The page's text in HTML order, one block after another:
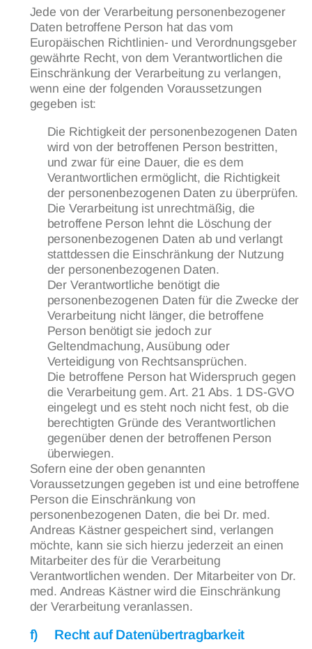
Jede von der Verarbeitung personenbezogener
Daten betroffene Person hat das vom
Europäischen Richtlinien- und Verordnungsgeber
gewährte Recht, von dem Verantwortlichen die
Einschränkung der Verarbeitung zu verlangen,
wenn eine der folgenden Voraussetzungen
gegeben ist:
Die Richtigkeit der personenbezogenen Daten
wird von der betroffenen Person bestritten,
und zwar für eine Dauer, die es dem
Verantwortlichen ermöglicht, die Richtigkeit
der personenbezogenen Daten zu überprüfen.
Die Verarbeitung ist unrechtmäßig, die
betroffene Person lehnt die Löschung der
personenbezogenen Daten ab und verlangt
stattdessen die Einschränkung der Nutzung
der personenbezogenen Daten.
Der Verantwortliche benötigt die
personenbezogenen Daten für die Zwecke der
Verarbeitung nicht länger, die betroffene
Person benötigt sie jedoch zur
Geltendmachung, Ausübung oder
Verteidigung von Rechtsansprüchen.
Die betroffene Person hat Widerspruch gegen
die Verarbeitung gem. Art. 21 Abs. 1 DS-GVO
eingelegt und es steht noch nicht fest, ob die
berechtigten Gründe des Verantwortlichen
gegenüber denen der betroffenen Person
überwiegen.
Sofern eine der oben genannten
Voraussetzungen gegeben ist und eine betroffene
Person die Einschränkung von
personenbezogenen Daten, die bei Dr. med.
Andreas Kästner gespeichert sind, verlangen
möchte, kann sie sich hierzu jederzeit an einen
Mitarbeiter des für die Verarbeitung
Verantwortlichen wenden. Der Mitarbeiter von Dr.
med. Andreas Kästner wird die Einschränkung
der Verarbeitung veranlassen.
f) Recht auf Datenübertragbarkeit